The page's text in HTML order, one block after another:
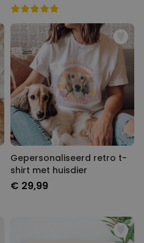
Gepersonaliseerd retro t-
shirt met huisdier
€ 29,99